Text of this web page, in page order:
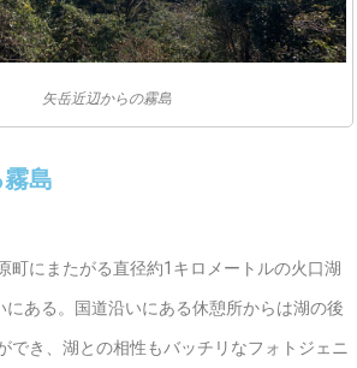
矢岳近辺からの霧島
島
町にまたがる直径約1キロメートルの火口湖
にある。国道沿いにある休憩所からは湖の後
でき、湖との相性もバッチリなフォトジェニ